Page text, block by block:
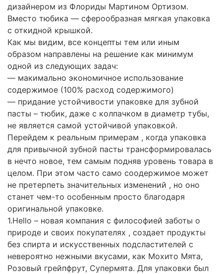
дизайнером из Флориды Мартином Ортизом.
Вместо тюбика — сферообразная мягкая упаковка
с откидной крышкой.
Как мы видим, все концепты тем или иным
образом направлены на решение как минимум
одной из следующих задач:
— макимально экономичное использование
содержимое (100% расход содержимого)
— придание устойчивости упаковке для зубной
пасты – тюбик, даже с колпачком в диаметр тубы,
не является самой устойчивой упаковкой.
Перейдем к реальным примерам , когда упаковка
для привычной зубной пасты трансформировалась
в нечто новое, тем самым подняв уровень товара в
целом. При этом часто само соодержимое может
не претерпеть значительных изменений , но оно
станет чем-то особенным просто благодаря
оригинальной упаковке.
1.Hello – новая компания с философией заботы о
природе и своих покупателях , создает продукты
без спирта и искусственных подсластителей с
невероятно нежными вкусами, как Мохито Мята,
Розовый грейпфрут, Супермята. Для упаковки был